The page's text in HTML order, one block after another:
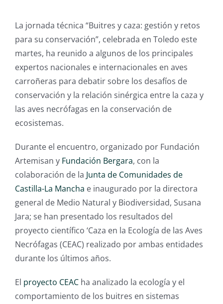
La jornada técnica “Buitres y caza: gestión y retos
para su conservación”, celebrada en Toledo este
martes, ha reunido a algunos de los principales
expertos nacionales e internacionales en aves
carroñeras para debatir sobre los desafíos de
conservación y la relación sinérgica entre la caza y
las aves necrófagas en la conservación de
ecosistemas.
Durante el encuentro, organizado por Fundación
Artemisan y Fundación Bergara, con la
colaboración de la Junta de Comunidades de
Castilla-La Mancha e inaugurado por la directora
general de Medio Natural y Biodiversidad, Susana
Jara; se han presentado los resultados del
proyecto científico ‘Caza en la Ecología de las Aves
Necrófagas (CEAC) realizado por ambas entidades
durante los últimos años.
El proyecto CEACha analizado la ecología y el
comportamiento de los buitres en sistemas